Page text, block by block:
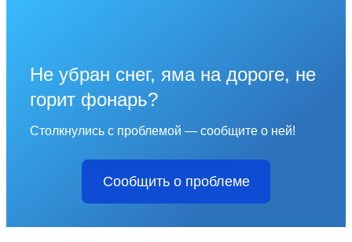
Не убран снег, яма на дороге, не
горит фонарь?
Столкнулись с проблемой — сообщите о ней!
Сообщить о проблеме